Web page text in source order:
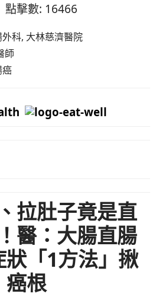
點擊數: 16466
科, 大林慈濟醫院
師
癌
拉肚子竟是直
醫：大腸直腸
「1方法」揪
癌根